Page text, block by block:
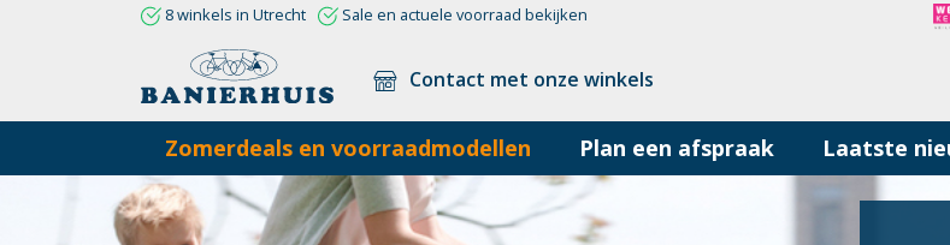
8 winkels in Utrecht Sale en actuele voorraad bekijken
Contact met onze winkels
Zomerdeals en voorraadmodellen Plan een afspraak Laatste